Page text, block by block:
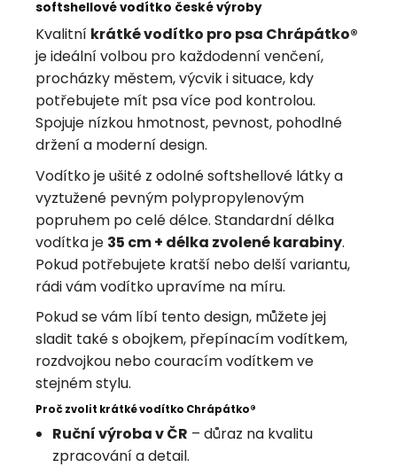
softshellové vodítko české výroby
Kvalitní krátké vodítko pro psa Chrápátko®
je ideální volbou pro každodenní venčení,
procházky městem, výcvik i situace, kdy
potřebujete mít psa více pod kontrolou.
Spojuje nízkou hmotnost, pevnost, pohodlné
držení a moderní design.
Vodítko je ušité z odolné softshellové látky a
vyztužené pevným polypropylenovým
popruhem po celé délce. Standardní délka
vodítka je 35 cm + délka zvolené karabiny.
Pokud potřebujete kratší nebo delší variantu,
rádi vám vodítko upravíme na míru.
Pokud se vám líbí tento design, můžete jej
sladit také s obojkem, přepínacím vodítkem,
rozdvojkou nebo couracím vodítkem ve
stejném stylu.
Proč zvolit krátké vodítko Chrápátko®
Ruční výroba v ČR – důraz na kvalitu
zpracování a detail.